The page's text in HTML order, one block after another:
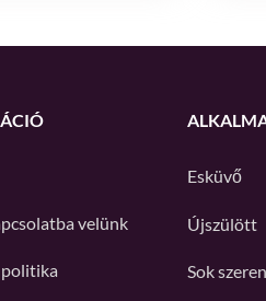
velünk
politika
Esküvő
Újszülött
Sok